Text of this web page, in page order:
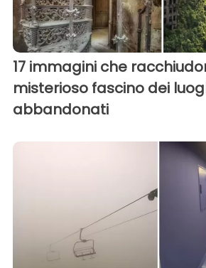
17 immagini che
misterioso fascino dei
abbandonati